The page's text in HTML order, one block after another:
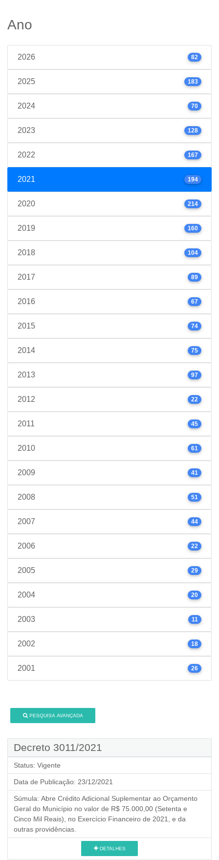
Ano
2026 82
2025 183
2024 70
2023 128
2022 167
2021 194
2020 214
2019 160
2018 104
2017 89
2016 67
2015 74
2014 75
2013 97
2012 22
2011 45
2010 61
2009 41
2008 51
2007 44
2006 22
2005 29
2004 20
2003 11
2002 18
2001 26
PESQUISA AVANÇADA
Decreto 3011/2021
Status: Vigente
Data de Publicação: 23/12/2021
Súmula: Abre Crédito Adicional Suplementar ao Orçamento
Geral do Município no valor de R$ 75.000,00 (Setenta e
Cinco Mil Reais), по Exercício Financeiro de 2021, e da
outras providências.
DETALHES